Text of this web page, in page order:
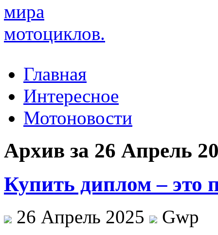
Главная
Интересное
Мотоновости
Архив за 26 Апрель
Купить диплом – это
26 Апрель 2025
Gwp